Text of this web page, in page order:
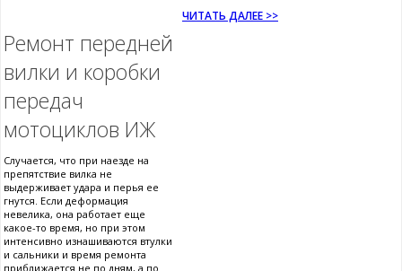
ЧИТАТЬ ДАЛЕЕ >>
Ремонт передней
вилки и коробки
передач
мотоциклов ИЖ
Случается, что при наезде на
препятствие вилка не
выдерживает удара и перья ее
гнутся. Если деформация
невелика, она работает еще
какое-то время, но при этом
интенсивно изнашиваются втулки
и сальники и время ремонта
приближается не по дням, а по